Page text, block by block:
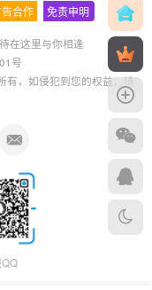
告合作 免责申明
在这里与你相逢
号
有，如侵犯到您的权益，请